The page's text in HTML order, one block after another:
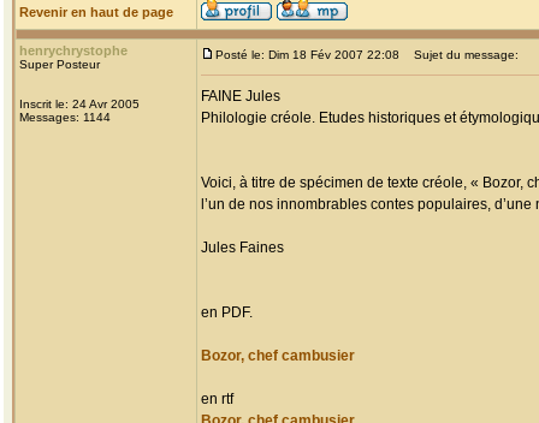
Revenir en haut de page
henrychrystophe
Super Posteur
Inscrit le: 24 Avr 2005
Messages: 1144
Posté le: Dim 18 Fév 2007 22:08 Sujet du message:
FAINE Jules
Philologie créole. Etudes historiques et
Voici, à titre de spécimen de texte créole, « Bozor,
l’un de nos innombrables contes populaires, d’une
Jules Faines
en PDF.
Bozor, chef cambusier
en rtf